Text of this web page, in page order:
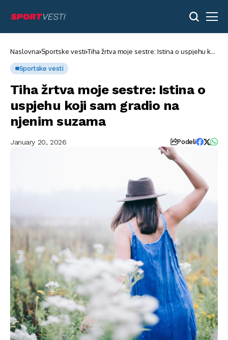
Naslovna Sportske vesti Tiha žrtva moje sestre: Istina o uspjehu koji
Sportske vesti
Tiha žrtva moje sestre: Istina o
uspjehu koji sam gradio na
njenim suzama
January 20, 2026 Podeli